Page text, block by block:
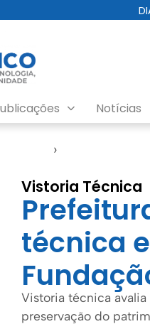
Notícias
›
Vistoria Técnica
técnica
Vistoria técnica avalia
preservação do